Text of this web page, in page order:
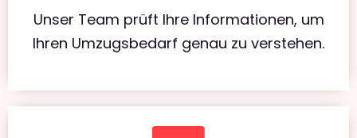
Unser Team prüft Ihre Informationen, um
Ihren Umzugsbedarf genau zu verstehen.